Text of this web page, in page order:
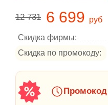
12 731 6 699 руб
Скидка фирмы:
Скидка по промокоду:
Промокод